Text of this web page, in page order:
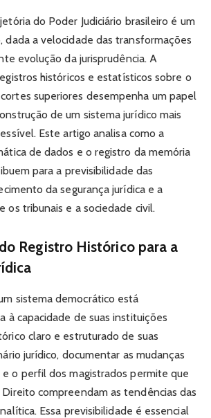
do Poder Judiciário brasileiro é um
dada a velocidade das transformações
evolução da jurisprudência. A
históricos e estatísticos sobre o
superiores desempenha um papel
de um sistema jurídico mais
Este artigo analisa como a
de dados e o registro da memória
para a previsibilidade das
da segurança jurídica e a
os tribunais e a sociedade civil.
Registro Histórico para a
sistema democrático está
à capacidade de suas instituições
claro e estruturado de suas
jurídico, documentar as mudanças
o perfil dos magistrados permite que
compreendam as tendências das
Essa previsibilidade é essencial